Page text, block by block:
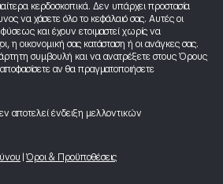
κερδοσκοπικά. Δεν υπάρχει προστασία
να χάσετε όλο το κεφάλαιό σας. Αυτές οι
και έχουν ετοιμαστεί χωρίς να
η οικονομική σας κατάσταση ή οι ανάγκες σας.
συμβουλή και να ανατρέξετε στους Όρους
αν θα πραγματοποιήσετε
αποτελεί ένδειξη μελλοντικών
Όροι & Προϋποθέσεις